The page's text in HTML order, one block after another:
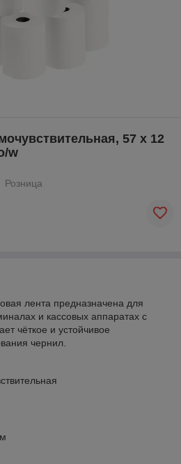
57 х 12
w
Розница
лента предназначена для
и кассовых аппаратах с
чёткое и устойчивое
чернил.